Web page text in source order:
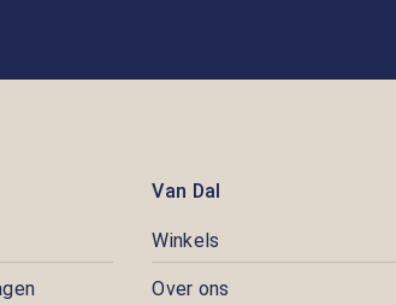
Van Dal
Winkels
Over ons